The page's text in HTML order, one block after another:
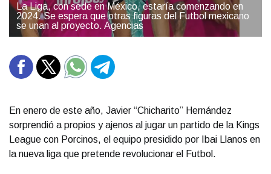
La Liga, con sede en México, estaría comenzando en
2024. Se espera que otras figuras del Futbol mexicano
se unan al proyecto. Agencias
En enero de este año, Javier “Chicharito” Hernández
sorprendió a propios y ajenos al jugar un partido de la Kings
League con Porcinos, el equipo presidido por Ibai Llanos en
la nueva liga que pretende revolucionar el Futbol.